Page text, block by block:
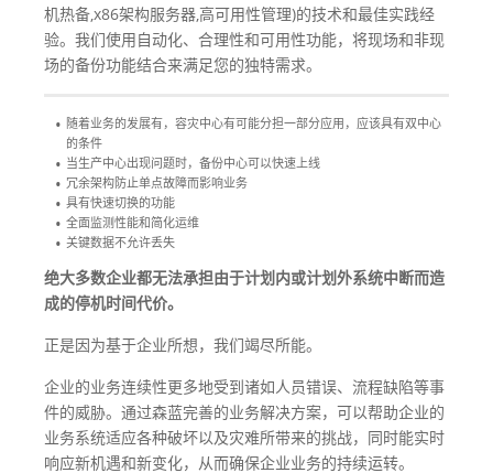
机热备,x86架构服务器,高可用性管理)的技术和最佳实践经
验。我们使用自动化、合理性和可用性功能，将现场和非现
场的备份功能结合来满足您的独特需求。
随着业务的发展有，容灾中心有可能分担一部分应用，应该具有双中心
的条件
当生产中心出现问题时，备份中心可以快速上线
冗余架构防止单点故障而影响业务
具有快速切换的功能
全面监测性能和简化运维
关键数据不允许丢失
绝大多数企业都无法承担由于计划内或计划外系统中断而造
成的停机时间代价。
正是因为基于企业所想，我们竭尽所能。
企业的业务连续性更多地受到诸如人员错误、流程缺陷等事
件的威胁。通过森蓝完善的业务解决方案，可以帮助企业的
业务系统适应各种破坏以及灾难所带来的挑战，同时能实时
响应新机遇和新变化，从而确保企业业务的持续运转。